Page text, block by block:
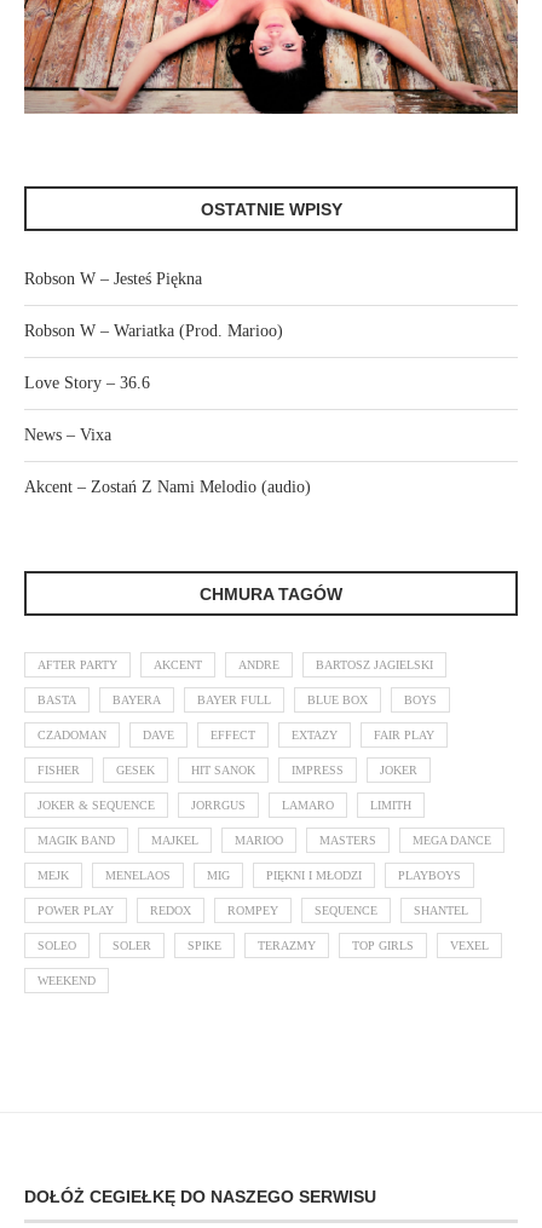
OSTATNIE WPISY
Robson W – Jesteś Piękna
Robson W – Wariatka (Prod. Marioo)
Love Story – 36.6
News – Vixa
Akcent – Zostań Z Nami Melodio (audio)
CHMURA TAGÓW
AFTER PARTY AKCENT ANDRE BARTOSZ JAGIELSKI
BASTA BAYERA BAYER FULL BLUE BOX BOYS
CZADOMAN DAVE EFFECT EXTAZY FAIR PLAY
FISHER GESEK HIT SANOK IMPRESS JOKER
JOKER & SEQUENCE JORRGUS LAMARO LIMITH
MAGIK BAND MAJKEL MARIOO MASTERS MEGA DANCE
MEJK MENELAOS MIG PIĘKNI I MŁODZI PLAYBOYS
POWER PLAY REDOX ROMPEY SEQUENCE SHANTEL
SOLEO SOLER SPIKE TERAZMY TOP GIRLS VEXEL
WEEKEND
DOŁÓŻ CEGIEŁKĘ DO NASZEGO SERWISU